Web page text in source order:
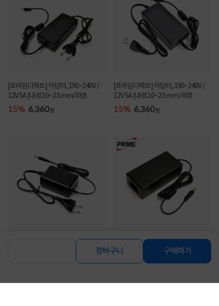
위 경우 제품의 특성상 박스 개봉 후 반품이 불가합니다.
구매 후 초기(14일) 안에 불량이 발생 되실 경우 제조사측 서비스 센터에 "불량 판정
서"가 첨부된 경우에만 반품 및 교환이 가능하시니 주의 하시기 바랍니다.
본 제품은 기본적으로 윈도우 운영체제에 사용이 최적화 되어 있으며 윈도우비스타 이
전버젼,리눅스,MAC 의 사용 유무는 제조사 확인 후 구매하시기 바랍니다.
장바구니 구매하기
[프라임디렉트] 아답터, 190~240V /
12V 5A [내경2.0~2.5mm/외경
5.5mm] 전원 케이블 ...
15% 6,360원
[프라임디렉트] 아답터, 190~240V /
12V 5A [내경2.0~2.5mm/외경
5.0~5.5mm/옐로우팁] ...
15% 6,360원
[프라임디렉트] 아답터, 220V / 12V 2A
[내경2.1mm/외경5.5mm] 전원 케이
[프라임디렉트] 아답터, 190~240V /
12V 5A [내경2.1~2.5mm/외경
5.5mm] 전원 케이블 ...
4% 6,850원